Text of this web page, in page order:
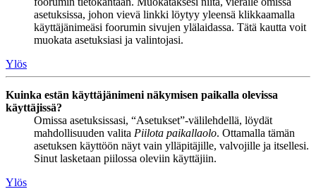
asetuksissa, johon vievä linkki löytyy yleensä klikkaamalla
käyttäjänimeäsi foorumin sivujen ylälaidassa. Tätä kautta voit
muokata asetuksiasi ja valintojasi.
Ylös
Kuinka estän käyttäjänimeni näkymisen paikalla olevissa
käyttäjissä?
Omissa asetuksissasi, “Asetukset”-välilehdellä, löydät
mahdollisuuden valita Piilota paikallaolo. Ottamalla tämän
asetuksen käyttöön näyt vain ylläpitäjille, valvojille ja itsellesi.
Sinut lasketaan piilossa oleviin käyttäjiin.
Ylös